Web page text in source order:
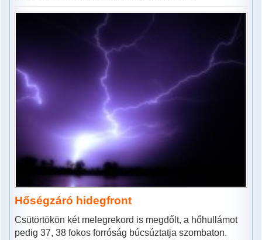
Hőségzáró hidegfront
Csütörtökön két melegrekord is megdőlt, a hőhullámot
pedig 37, 38 fokos forróság búcsúztatja szombaton.